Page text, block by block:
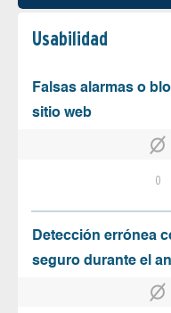
Usabilidad
Falsas alarmas o
sitio web
0
Detección errónea
seguro durante el